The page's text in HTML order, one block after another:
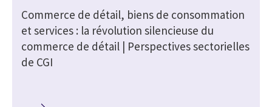
Commerce de détail, biens de consommation
et services : la révolution silencieuse du
commerce de détail | Perspectives sectorielles
de CGI